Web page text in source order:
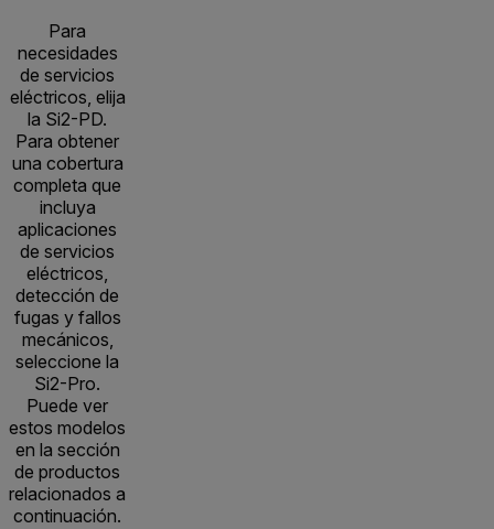
Para
necesidades
de servicios
eléctricos, elija
la Si2-PD.
Para obtener
una cobertura
completa que
incluya
aplicaciones
de servicios
eléctricos,
detección de
fugas y fallos
mecánicos,
seleccione la
Si2-Pro.
Puede ver
estos modelos
en la sección
de productos
relacionados a
continuación.